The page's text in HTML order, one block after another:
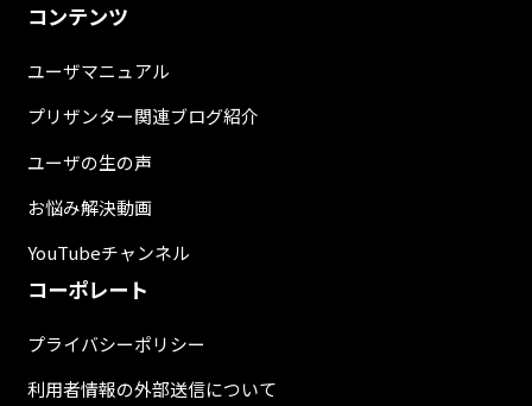
コンテンツ
ユーザマニュアル
プリザンター関連ブログ紹介
ユーザの生の声
お悩み解決動画
YouTubeチャンネル
コーポレート
プライバシーポリシー
利用者情報の外部送信について